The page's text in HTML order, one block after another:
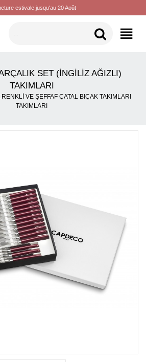
estivale jusqu'au 20 Août
SET (İNGILIZ AĞIZLI)
TAKIMLARI
VE ŞEFFAF ÇATAL BIÇAK TAKIMLARI
TAKIMLARI